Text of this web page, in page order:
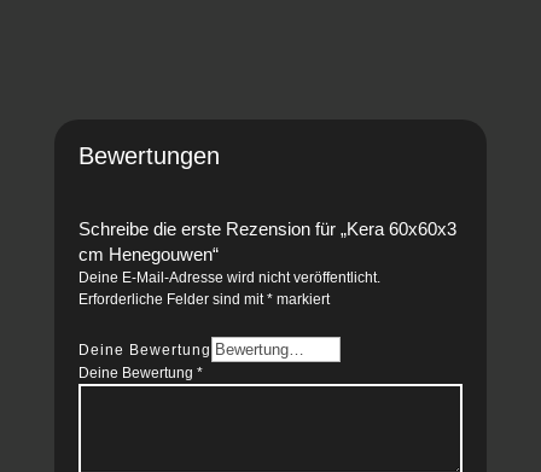
Bewertungen
Schreibe die erste Rezension für „Kera 60x60x3
cm Henegouwen“
Deine E-Mail-Adresse wird nicht veröffentlicht.
Erforderliche Felder sind mit*markiert
Deine Bewertung
Deine Bewertung *